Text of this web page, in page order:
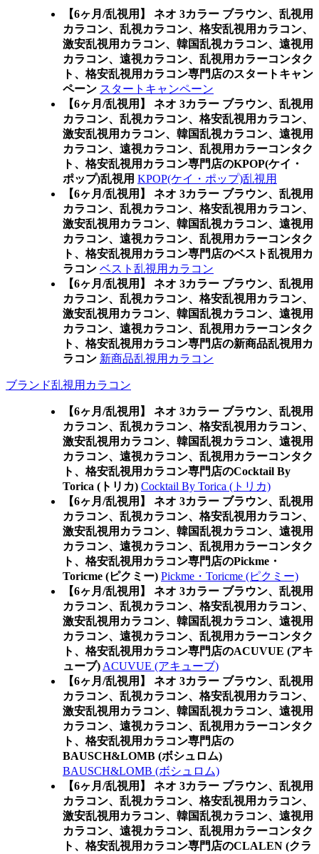
【6ヶ月/乱視用】 ネオ 3カラー ブラウン、乱視用
カラコン、乱視カラコン、格安乱視用カラコン、
激安乱視用カラコン、韓国乱視カラコン、遠視用
カラコン、遠視カラコン、乱視用カラーコンタク
ト、格安乱視用カラコン専門店のスタートキャン
ペーン スタートキャンペーン
【6ヶ月/乱視用】 ネオ 3カラー ブラウン、乱視用
カラコン、乱視カラコン、格安乱視用カラコン、
激安乱視用カラコン、韓国乱視カラコン、遠視用
カラコン、遠視カラコン、乱視用カラーコンタク
ト、格安乱視用カラコン専門店のKPOP(ケイ・
ポップ)乱視用 KPOP(ケイ・ポップ)乱視用
【6ヶ月/乱視用】 ネオ 3カラー ブラウン、乱視用
カラコン、乱視カラコン、格安乱視用カラコン、
激安乱視用カラコン、韓国乱視カラコン、遠視用
カラコン、遠視カラコン、乱視用カラーコンタク
ト、格安乱視用カラコン専門店のベスト乱視用カ
ラコン ベスト乱視用カラコン
【6ヶ月/乱視用】 ネオ 3カラー ブラウン、乱視用
カラコン、乱視カラコン、格安乱視用カラコン、
激安乱視用カラコン、韓国乱視カラコン、遠視用
カラコン、遠視カラコン、乱視用カラーコンタク
ト、格安乱視用カラコン専門店の新商品乱視用カ
ラコン 新商品乱視用カラコン
ブランド乱視用カラコン
【6ヶ月/乱視用】 ネオ 3カラー ブラウン、乱視用
カラコン、乱視カラコン、格安乱視用カラコン、
激安乱視用カラコン、韓国乱視カラコン、遠視用
カラコン、遠視カラコン、乱視用カラーコンタク
ト、格安乱視用カラコン専門店のCocktail By
Torica (トリカ) Cocktail By Torica (トリカ)
【6ヶ月/乱視用】 ネオ 3カラー ブラウン、乱視用
カラコン、乱視カラコン、格安乱視用カラコン、
激安乱視用カラコン、韓国乱視カラコン、遠視用
カラコン、遠視カラコン、乱視用カラーコンタク
ト、格安乱視用カラコン専門店のPickme・
Toricme (ピクミー) Pickme・Toricme (ピクミー)
【6ヶ月/乱視用】 ネオ 3カラー ブラウン、乱視用
カラコン、乱視カラコン、格安乱視用カラコン、
激安乱視用カラコン、韓国乱視カラコン、遠視用
カラコン、遠視カラコン、乱視用カラーコンタク
ト、格安乱視用カラコン専門店のACUVUE (アキ
ューブ) ACUVUE (アキューブ)
【6ヶ月/乱視用】 ネオ 3カラー ブラウン、乱視用
カラコン、乱視カラコン、格安乱視用カラコン、
激安乱視用カラコン、韓国乱視カラコン、遠視用
カラコン、遠視カラコン、乱視用カラーコンタク
ト、格安乱視用カラコン専門店の
BAUSCH&LOMB (ボシュロム)
BAUSCH&LOMB (ボシュロム)
【6ヶ月/乱視用】 ネオ 3カラー ブラウン、乱視用
カラコン、乱視カラコン、格安乱視用カラコン、
激安乱視用カラコン、韓国乱視カラコン、遠視用
カラコン、遠視カラコン、乱視用カラーコンタク
ト、格安乱視用カラコン専門店のCLALEN (クラ